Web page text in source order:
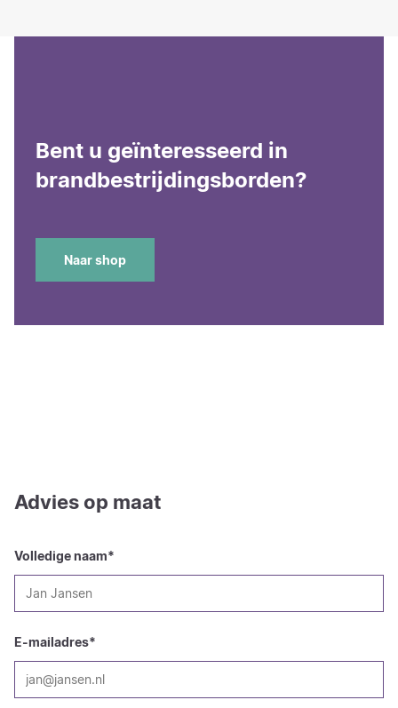
Bent u geïnteresseerd in
brandbestrijdingsborden?
Naar shop
Advies op maat
Volledige naam*
E-mailadres*